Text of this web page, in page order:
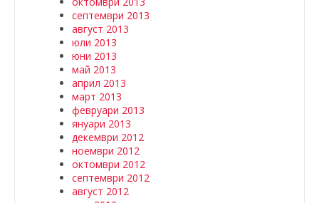
септември 2013
август 2013
юли 2013
юни 2013
май 2013
април 2013
март 2013
февруари 2013
януари 2013
декември 2012
ноември 2012
октомври 2012
септември 2012
август 2012